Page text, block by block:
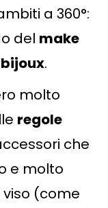
a 360°:
del make
bijoux.
molto
regole
che
e molto
(come